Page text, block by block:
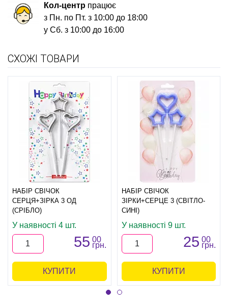
Кол-центр працює
з Пн. по Пт. з 10:00 до 18:00
у Сб. з 10:00 до 16:00
СХОЖІ ТОВАРИ
НАБІР СВІЧОК
СЕРЦЯ+ЗІРКА 3 ОД
(СРІБЛО)
У наявності 4 шт.
55 00
грн.
КУПИТИ
НАБІР СВІЧОК
ЗІРКИ+СЕРЦЕ 3 (СВІТЛО-
СИНІ)
У наявності 9 шт.
25 00
грн.
КУПИТИ